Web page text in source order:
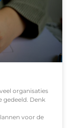
organisaties
gedeeld. Denk
voor de